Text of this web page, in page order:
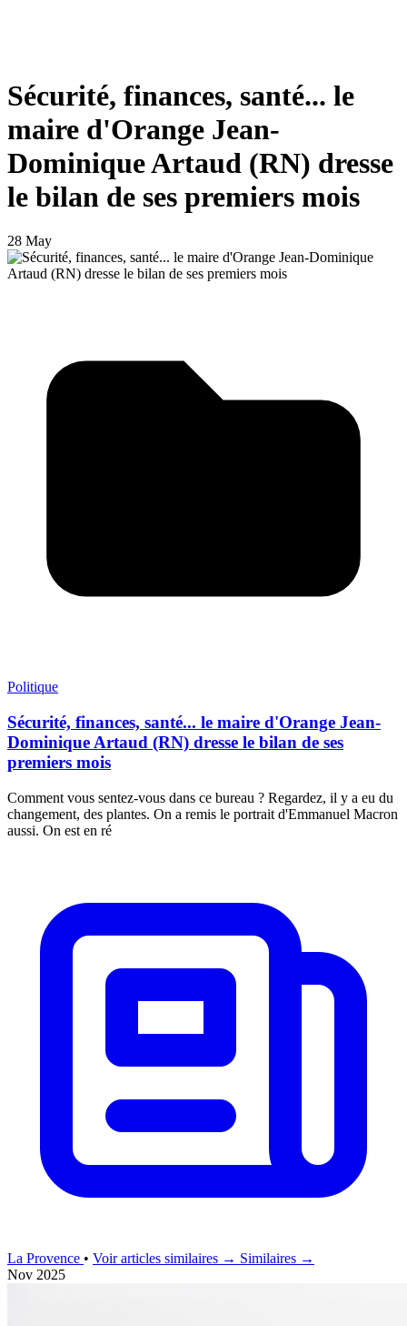
Sécurité, finances, santé... le
maire d'Orange Jean-
Dominique Artaud (RN) dresse
le bilan de ses premiers mois
28 May
Politique
Sécurité, finances, santé... le maire d'Orange Jean-
Dominique Artaud (RN) dresse le bilan de ses
premiers mois
Comment vous sentez-vous dans ce bureau ? Regardez, il y a eu du
changement, des plantes. On a remis le portrait d'Emmanuel Macron
aussi. On est en ré
La Provence • Voir articles similaires → Similaires →
Nov 2025